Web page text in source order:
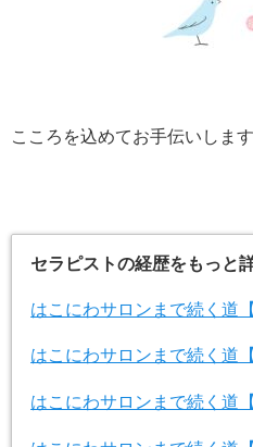
こころを込めてお手伝いします
セラピストの経歴をもっと
はこにわサロンまで続く道
はこにわサロンまで続く道
はこにわサロンまで続く道